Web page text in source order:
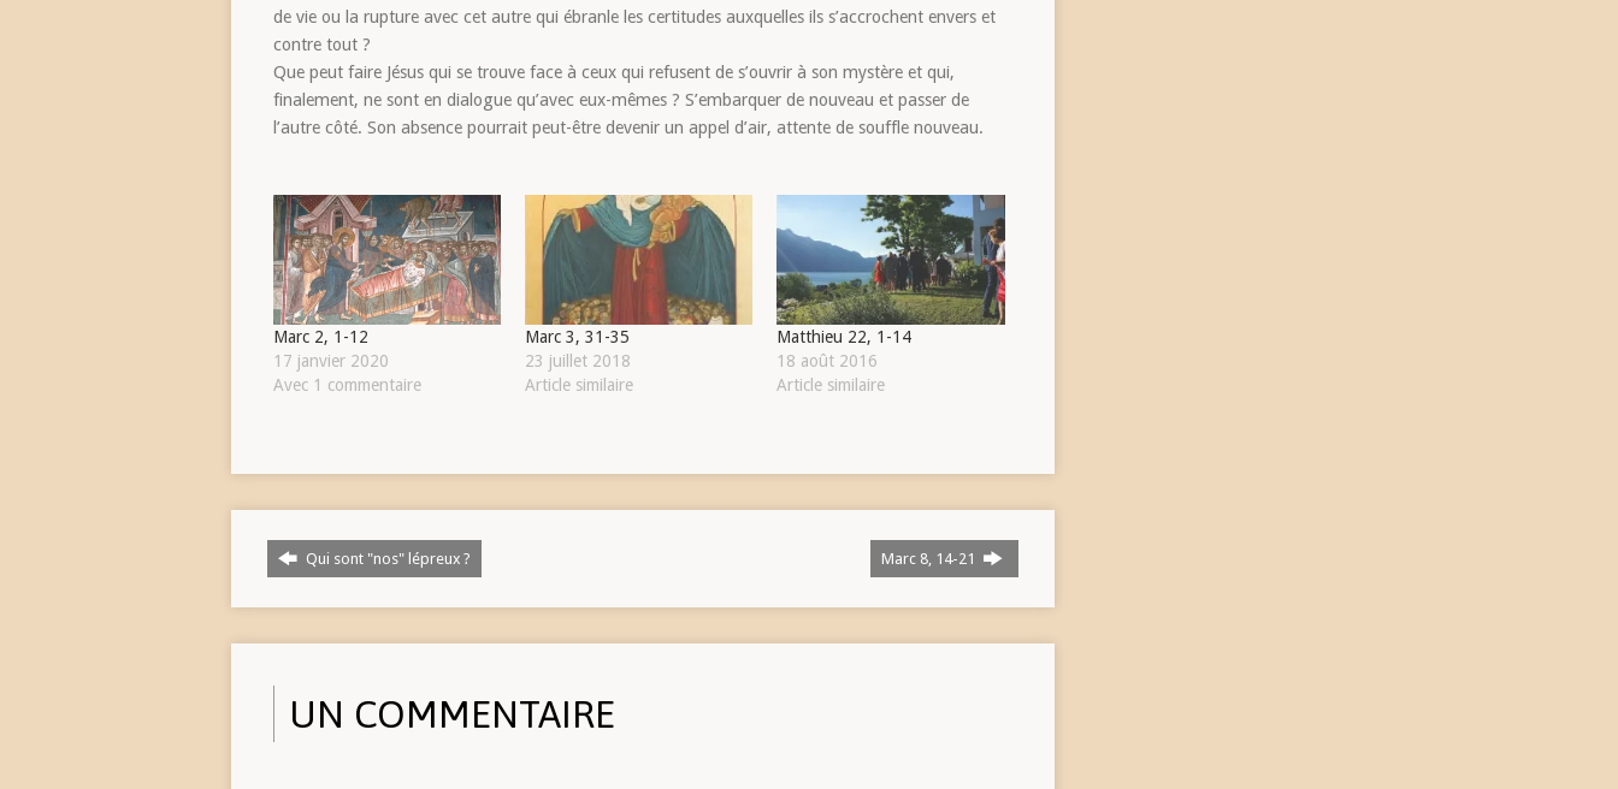
de vie ou la rupture avec cet autre qui ébranle les certitudes auxquelles ils s’accrochent envers et
contre tout ?
Que peut faire Jésus qui se trouve face à ceux qui refusent de s’ouvrir à son mystère et qui,
finalement, ne sont en dialogue qu’avec eux-mêmes ? S’embarquer de nouveau et passer de
l’autre côté. Son absence pourrait peut-être devenir un appel d’air, attente de souffle nouveau.
Marc 2, 1-12
17 janvier 2020
Avec 1 commentaire
Marc 3, 31-35
23 juillet 2018
Article similaire
Matthieu 22, 1-14
18 août 2016
Article similaire
Qui sont "nos" lépreux ? Marc 8, 14-21
UN COMMENTAIRE